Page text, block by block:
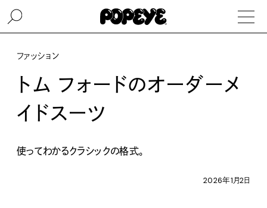
ファッション
トム フォードのオーダーメ
イドスーツ
使ってわかるクラシックの格式。
2026年1月2日